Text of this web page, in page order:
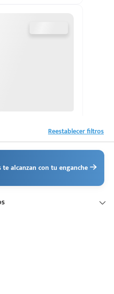
Reestablecer filtros
te alcanzan con tu enganche